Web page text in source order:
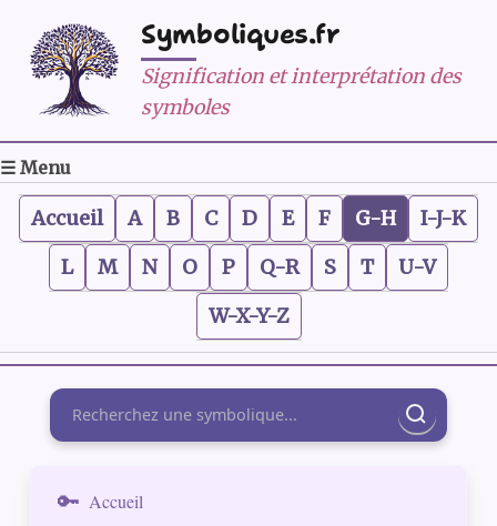
Symboliques.fr
Signification et interprétation des
symboles
☰ Menu
Accueil A B C D E F G-H
I-J-K
L
M N O P Q-R S T
U-V
W-X-Y-Z
Rechercher
Accueil